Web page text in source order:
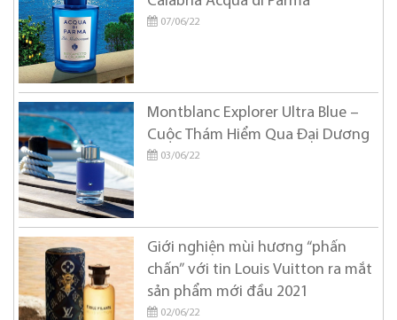
07/06/22
Montblanc Explorer Ultra Blue –
Cuộc Thám Hiểm Qua Đại Dương
03/06/22
Giới nghiện mùi hương “phấn
chấn” với tin Louis Vuitton ra mắt
sản phẩm mới đầu 2021
02/06/22